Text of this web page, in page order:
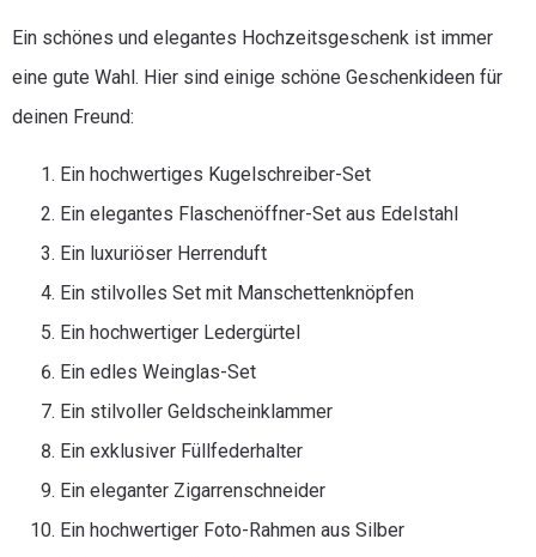
Ein schönes und elegantes Hochzeitsgeschenk ist immer
eine gute Wahl. Hier sind einige schöne Geschenkideen für
deinen Freund:
Ein hochwertiges Kugelschreiber-Set
Ein elegantes Flaschenöffner-Set aus Edelstahl
Ein luxuriöser Herrenduft
Ein stilvolles Set mit Manschettenknöpfen
Ein hochwertiger Ledergürtel
Ein edles Weinglas-Set
Ein stilvoller Geldscheinklammer
Ein exklusiver Füllfederhalter
Ein eleganter Zigarrenschneider
Ein hochwertiger Foto-Rahmen aus Silber